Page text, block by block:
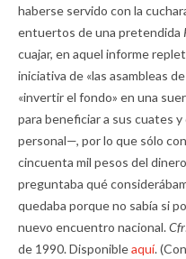
haberse servido con la
entuertos de una pretendida
cuajar, en aquel informe
iniciativa de «las asambleas
«invertir el fondo» en una
para beneficiar a sus cuates
personal—, por lo que sólo
cincuenta mil pesos del
preguntaba qué
quedaba porque no sabía si
nuevo encuentro nacional.Cfr
de 1990. Disponibleaquí.